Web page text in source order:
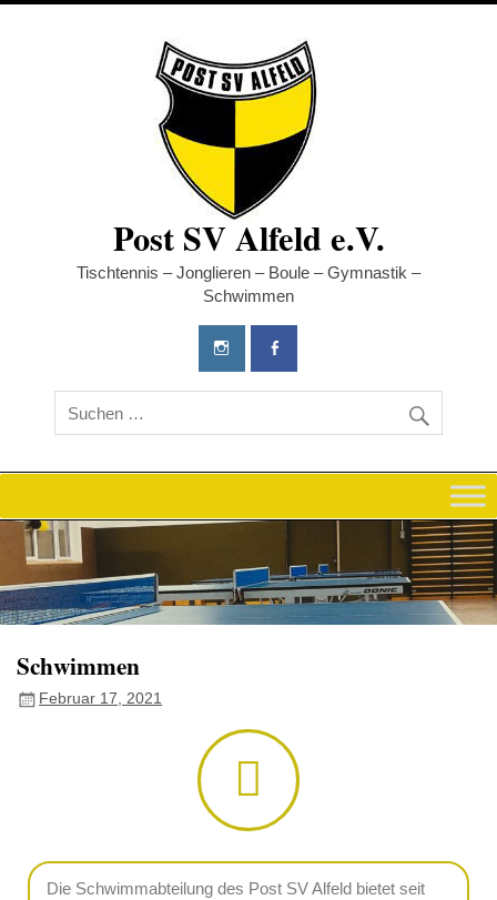
Post SV Alfeld e.V.
Tischtennis – Jonglieren – Boule – Gymnastik –
Schwimmen
Schwimmen
Februar 17, 2021
Die Schwimmabteilung des Post SV Alfeld bietet seit